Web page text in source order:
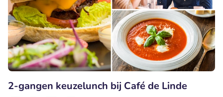
2-gangen keuzelunch bij Café de Linde